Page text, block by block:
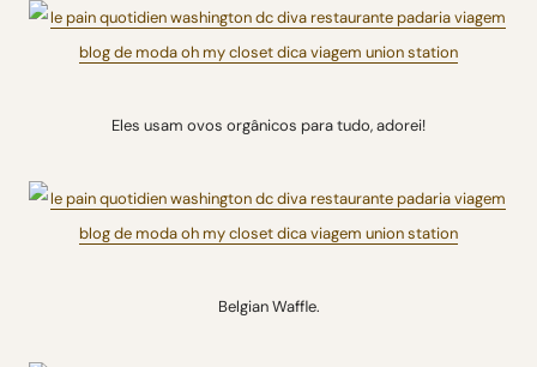
Eles usam ovos orgânicos para tudo, adorei!
Belgian Waffle.